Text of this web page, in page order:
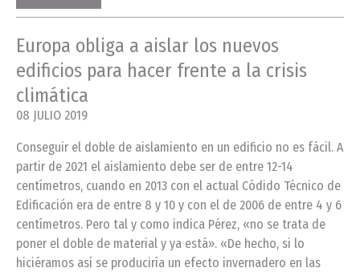
Europa obliga a aislar los nuevos
edificios para hacer frente a la crisis
climática
08 JULIO 2019
Conseguir el doble de aislamiento en un edificio no es fácil. A
partir de 2021 el aislamiento debe ser de entre 12-14
centímetros, cuando en 2013 con el actual Códido Técnico de
Edificación era de entre 8 y 10 y con el de 2006 de entre 4 y 6
centímetros. Pero tal y como indica Pérez, «no se trata de
poner el doble de material y ya está». «De hecho, si lo
hiciéramos así se produciría un efecto invernadero en las